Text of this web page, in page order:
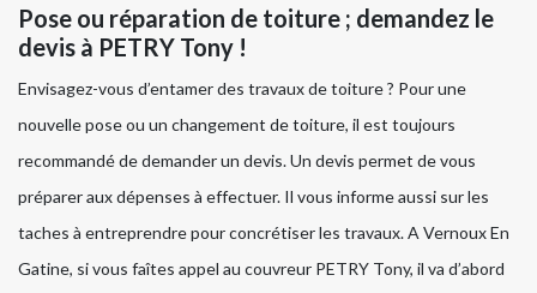
Pose ou réparation de toiture ; demandez le
devis à PETRY Tony !
Envisagez-vous d’entamer des travaux de toiture ? Pour une
nouvelle pose ou un changement de toiture, il est toujours
recommandé de demander un devis. Un devis permet de vous
préparer aux dépenses à effectuer. Il vous informe aussi sur les
taches à entreprendre pour concrétiser les travaux. A Vernoux En
Gatine, si vous faîtes appel au couvreur PETRY Tony, il va d’abord